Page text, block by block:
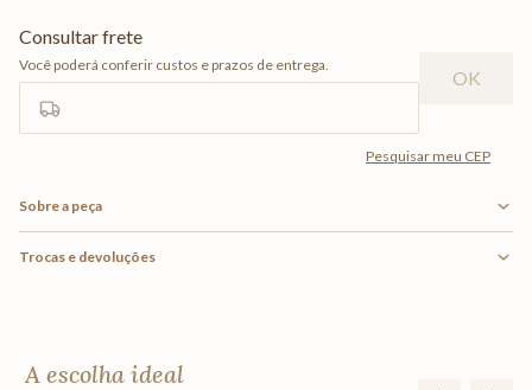
Sobre a peça
Trocas e devoluções
A escolha ideal